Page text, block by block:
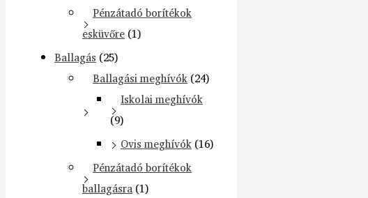
Pénzátadó borítékok
esküvőre (1)
Ballagás (25)
Ballagási meghívók (24)
Iskolai meghívók
(9)
Ovis meghívók (16)
Pénzátadó borítékok
ballagásra (1)